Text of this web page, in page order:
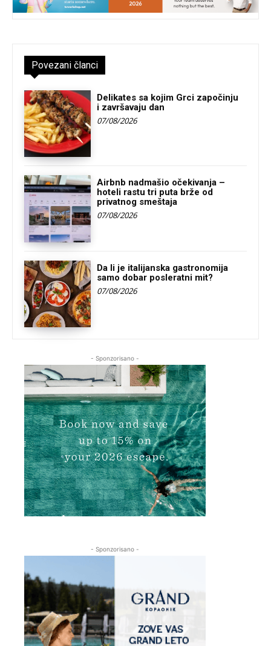
Povezani članci
Delikates sa kojim Grci započinju
i završavaju dan
07/08/2026
Airbnb nadmašio očekivanja –
hoteli rastu tri puta brže od
privatnog smeštaja
07/08/2026
Da li je italijanska gastronomija
samo dobar posleratni mit?
07/08/2026
- Sponzorisano -
- Sponzorisano -